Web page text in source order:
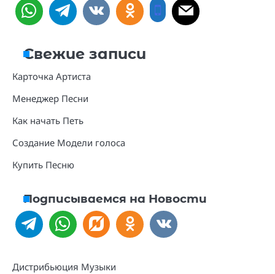
Свежие записи
Карточка Артиста
Менеджер Песни
Как начать Петь
Создание Модели голоса
Купить Песню
Подписываемся на Новости
Дистрибьюция Музыки